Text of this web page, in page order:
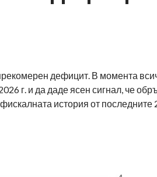
дефицит. В момента
г. и да даде ясен сигнал, че
история от последните